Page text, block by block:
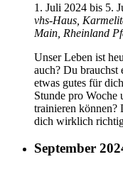
1. Juli 2024 bis 5.
vhs-Haus,
Main, Rheinland
Unser Leben ist
auch? Du brauchst
etwas gutes für
Stunde pro Woche
trainieren
dich wirklich
September